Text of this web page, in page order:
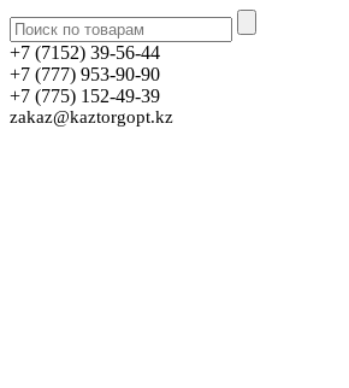
+7 (7152) 39-56-44
+7 (777) 953-90-90
+7 (775) 152-49-39
zakaz@kaztorgopt.kz